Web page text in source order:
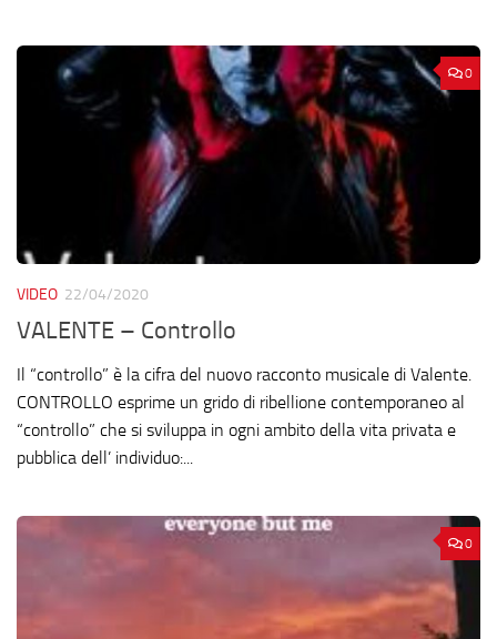
0
VIDEO 22/04/2020
VALENTE – Controllo
Il “controllo” è la cifra del nuovo racconto musicale di Valente.
CONTROLLO esprime un grido di ribellione contemporaneo al
“controllo” che si sviluppa in ogni ambito della vita privata e
pubblica dell’ individuo:...
0